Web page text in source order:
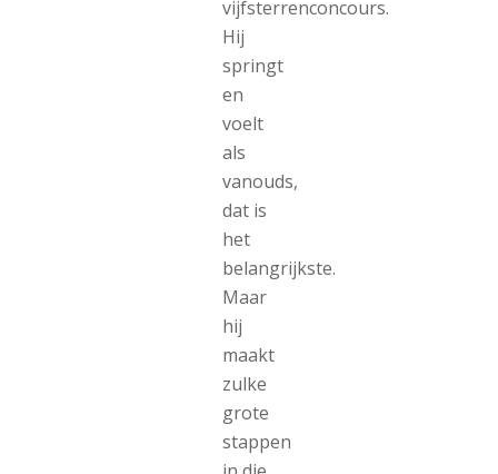
vijfsterrenconcours.
Hij
springt
en
voelt
als
vanouds,
dat is
het
belangrijkste.
Maar
hij
maakt
zulke
grote
stappen